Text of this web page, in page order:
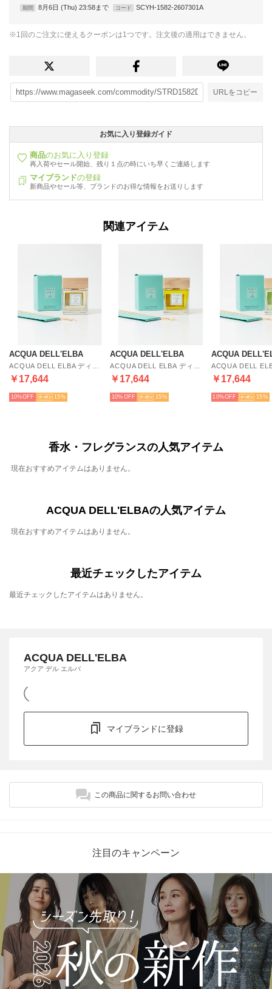
期間 8月6日 (Thu) 23:58まで コード SCYH-1582-2607301A
※1回のご注文に使えるクーポンは1つです。注文後の適用はできません。
URLをコピー
お気に入り登録ガイド
商品のお気に入り登録
再入荷やセール開始、残り１点の時にいち早くご連絡します
マイブランドの登録
新商品やセール等、ブランドのお得な情報をお送りします
関連アイテム
ACQUA DELL'ELBA
￥17,644
10% 15
ACQUA DELL'ELBA
￥17,644
10% 15
ACQUA
￥17,644
10% 15
香水・フレグランスの人気アイテム
現在おすすめアイテムはありません。
ACQUA DELL'ELBAの人気アイテム
現在おすすめアイテムはありません。
最近チェックしたアイテム
最近チェックしたアイテムはありません。
ACQUA DELL'ELBA
アクア デル エルバ
マイブランドに登録
この商品に関するお問い合わせ
注目のキャンペーン